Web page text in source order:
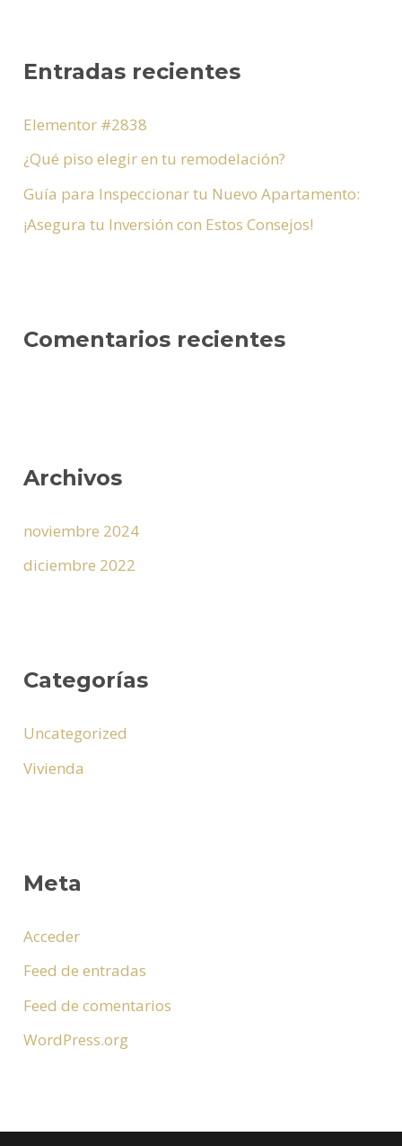
a
p
o
r
:
Entradas recientes
Elementor #2838
¿Qué piso elegir en tu remodelación?
Guía para Inspeccionar tu Nuevo Apartamento:
¡Asegura tu Inversión con Estos Consejos!
Comentarios recientes
Archivos
noviembre 2024
diciembre 2022
Categorías
Uncategorized
Vivienda
Meta
Acceder
Feed de entradas
Feed de comentarios
WordPress.org